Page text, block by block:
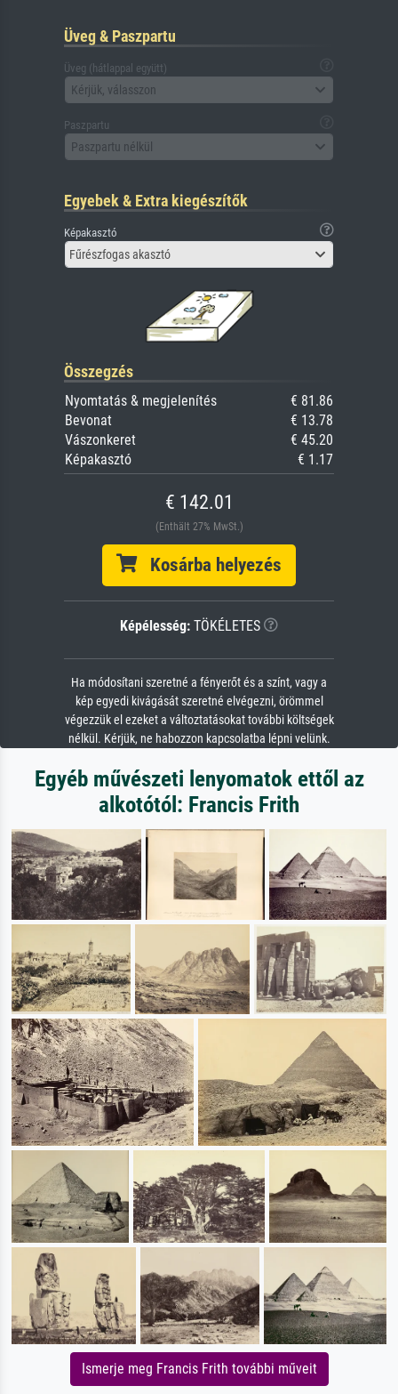
Üveg & Paszpartu
Üveg (hátlappal együtt)
Kérjük, válasszon
Paszpartu
Paszpartu nélkül
Egyebek & Extra kiegészítők
Képakasztó
Fűrészfogas akasztó
Összegzés
Nyomtatás & megjelenítés
€ 81.86
Bevonat
€ 13.78
Vászonkeret
€ 45.20
Képakasztó
€ 1.17
€ 142.01
(Enthält 27% MwSt.)
Kosárba helyezés
Képélesség: TÖKÉLETES
Ha módosítani szeretné a fényerőt és a színt, vagy a
kép egyedi kivágását szeretné elvégezni, örömmel
végezzük el ezeket a változtatásokat további költségek
nélkül. Kérjük, ne habozzon kapcsolatba lépni velünk.
Egyéb művészeti lenyomatok ettől az
alkotótól: Francis Frith
Ismerje meg Francis Frith további műveit